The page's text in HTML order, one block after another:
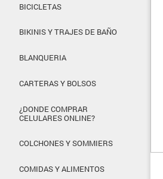
BICICLETAS
BIKINIS Y TRAJES DE BAÑO
BLANQUERIA
CARTERAS Y BOLSOS
¿DONDE COMPRAR
CELULARES ONLINE?
COLCHONES Y SOMMIERS
COMIDAS Y ALIMENTOS